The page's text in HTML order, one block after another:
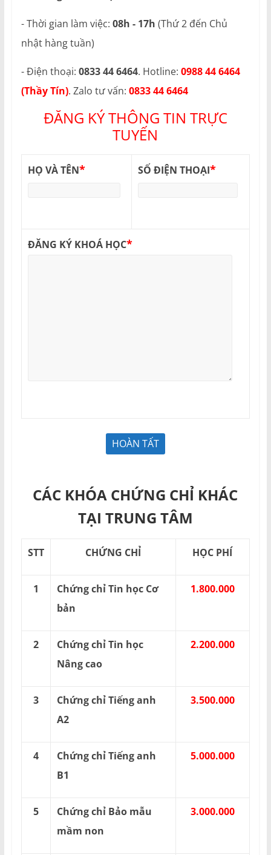
- Thời gian làm việc: 08h - 17h (Thứ 2 đến Chủ
nhật hàng tuần)
- Điện thoại: 0833 44 6464. Hotline: 0988 44 6464
(Thầy Tín). Zalo tư vấn: 0833 44 6464
ĐĂNG KÝ THÔNG TIN TRỰC
TUYẾN
HỌ VÀ TÊN* SỐ ĐIỆN THOẠI*
ĐĂNG KÝ KHOÁ HỌC*
CÁC KHÓA CHỨNG CHỈ KHÁC
TẠI TRUNG TÂM
STT CHỨNG CHỈ HỌC PHÍ
1
Chứng chỉ Tin học Cơ
bản
1.800.000
2
Chứng chỉ Tin học
Nâng cao
2.200.000
3
Chứng chỉ Tiếng anh
A2
3.500.000
4
Chứng chỉ Tiếng anh
B1
5.000.000
5
Chứng chỉ Bảo mẫu
mầm non
3.000.000